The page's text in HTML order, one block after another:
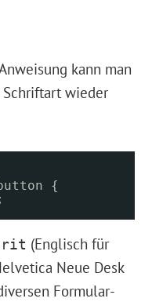
kann man
wieder
{
(Englisch für
Neue Desk
Formular-